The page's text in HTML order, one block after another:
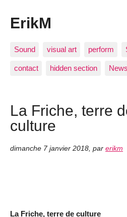
ErikM
Sound visual art perform
contact hidden section News
La Friche, terre
culture
dimanche 7 janvier 2018 par erikm
La Friche, terre de culture